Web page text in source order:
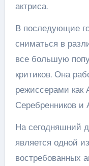
актриса.
В последующие
сниматься в
все большую
критиков. Она
режиссерами как
Серебренников и
На сегодняшний
является одной
востребованных